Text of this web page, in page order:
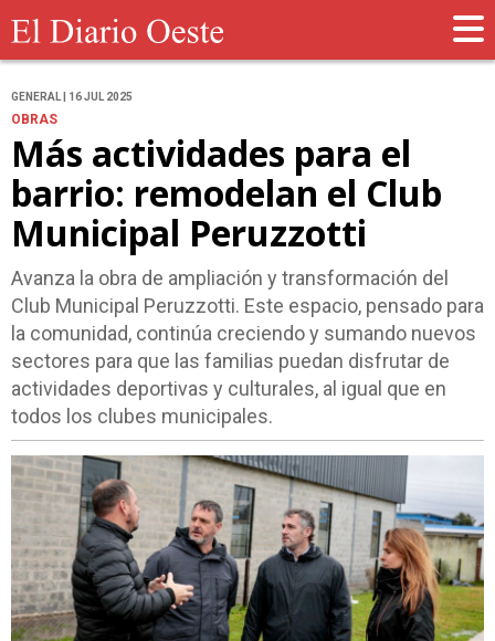
GENERAL | 16 JUL 2025
OBRAS
Más actividades para el
barrio: remodelan el Club
Municipal Peruzzotti
Avanza la obra de ampliación y transformación del
Club Municipal Peruzzotti. Este espacio, pensado para
la comunidad, continúa creciendo y sumando nuevos
sectores para que las familias puedan disfrutar de
actividades deportivas y culturales, al igual que en
todos los clubes municipales.